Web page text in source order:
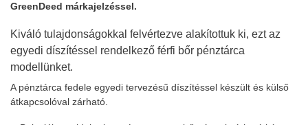
GreenDeed márkajelzéssel.
Kiváló tulajdonságokkal felvértezve alakítottuk ki, ezt az
egyedi díszítéssel rendelkező férfi bőr pénztárca
modellünket.
A pénztárca fedele egyedi tervezésű díszítéssel készült és külső
átkapcsolóval zárható.